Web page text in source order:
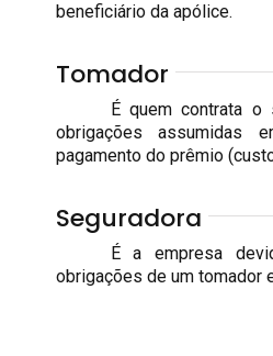
beneficiário da apólice.
Tomador
É quem contrata o
obrigações assumidas
pagamento do prêmio
Seguradora
É a empresa
obrigações de um tomador